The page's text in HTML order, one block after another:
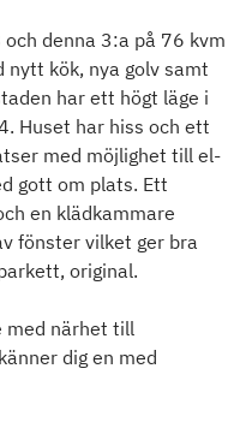
denna 3:a på 76 kvm
kök, nya golv samt
har ett högt läge i
Huset har hiss och ett
med möjlighet till el-
gott om plats. Ett
en klädkammare
fönster vilket ger bra
original.
med närhet till
dig en med